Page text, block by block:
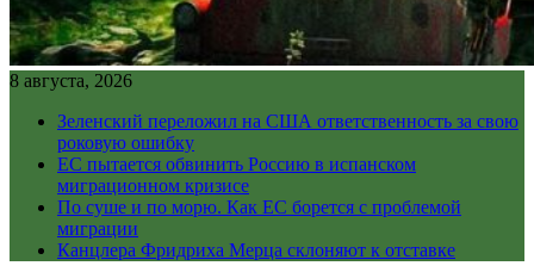
8 августа, 2026
Зеленский переложил на США ответственность за свою
роковую ошибку
ЕС пытается обвинить Россию в испанском
миграционном кризисе
По суше и по морю. Как ЕС борется с проблемой
миграции
Канцлера Фридриха Мерца склоняют к отставке